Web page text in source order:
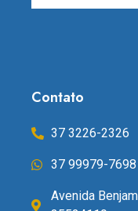
Contato
37 3226-2326
37 99979-7698
Avenida